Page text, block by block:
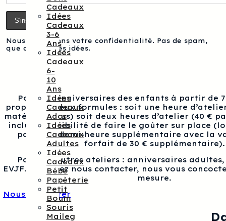
Cadeaux
Idées
Cadeaux
3-6
Ans
Idées
Cadeaux
6-
10
Ans
Idées
Cadeaux
Ados
Idées
Cadeaux
Adultes
Idées
Cadeaux
Bébé
Papèterie
Petit
Boum
Souris
Maileg
Nous respectons votre confidentialité. Pas de spam,
que des bonnes idées.
Pour les anniversaires des enfants à partir de
proposons deux formules : soit une heure
matériel inclus) soit deux heures d’atelier (40 €
inclus), possibilité de faire le goûter sur place
pour une demi-heure supplémentaire avec la
forfait de 30 € supplémentaire).
Pour les autres ateliers : anniversaires
EVJF…, veuillez nous contacter, nous vous
mesure.
Nous contacter